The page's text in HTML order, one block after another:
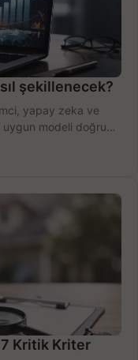
şekillenecek?
yapay zeka ve
modeli doğru
7 Kritik Kriter